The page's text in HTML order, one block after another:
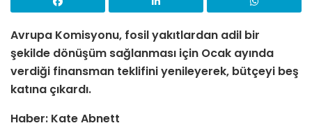
Avrupa Komisyonu, fosil yakıtlardan adil bir
şekilde dönüşüm sağlanması için Ocak ayında
verdiği finansman teklifini yenileyerek, bütçeyi beş
katına çıkardı.
Haber: Kate Abnett